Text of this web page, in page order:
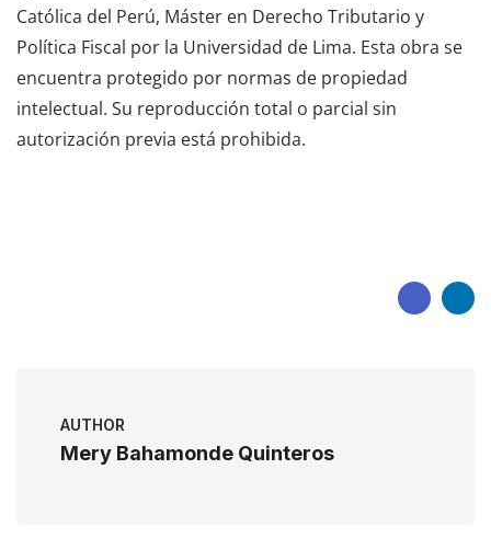
Católica del Perú, Máster en Derecho Tributario y
Política Fiscal por la Universidad de Lima. Esta obra se
encuentra protegido por normas de propiedad
intelectual. Su reproducción total o parcial sin
autorización previa está prohibida.
AUTHOR
Mery Bahamonde Quinteros